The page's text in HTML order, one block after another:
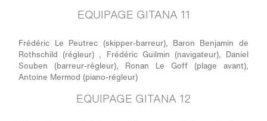
EQUIPAGE GITANA 11
Frédéric Le Peutrec (skipper-barreur), Baron Benjamin de
Rothschild (régleur) , Frédéric Guilmin (navigateur), Daniel
Souben (barreur-régleur), Ronan Le Goff (plage avant),
Antoine Mermod (piano-régleur)
EQUIPAGE GITANA 12